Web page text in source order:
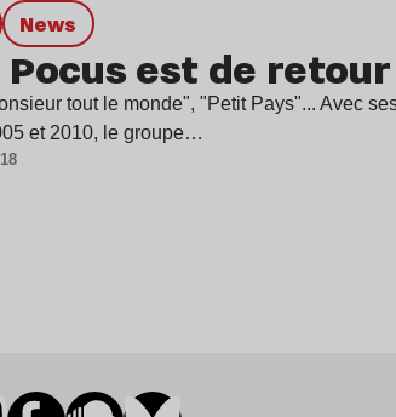
news
Pocus est de retour
tout le monde", "Petit Pays"... Avec
et 2010, le groupe…